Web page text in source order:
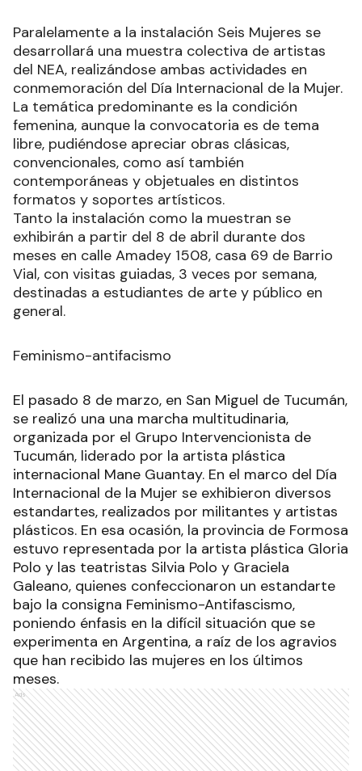
Paralelamente a la instalación Seis Mujeres se
desarrollará una muestra colectiva de artistas
del NEA, realizándose ambas actividades en
conmemoración del Día Internacional de la Mujer.
La temática predominante es la condición
femenina, aunque la convocatoria es de tema
libre, pudiéndose apreciar obras clásicas,
convencionales, como así también
contemporáneas y objetuales en distintos
formatos y soportes artísticos.
Tanto la instalación como la muestran se
exhibirán a partir del 8 de abril durante dos
meses en calle Amadey 1508, casa 69 de Barrio
Vial, con visitas guiadas, 3 veces por semana,
destinadas a estudiantes de arte y público en
general.
Feminismo-antifacismo
El pasado 8 de marzo, en San Miguel de Tucumán,
se realizó una una marcha multitudinaria,
organizada por el Grupo Intervencionista de
Tucumán, liderado por la artista plástica
internacional Mane Guantay. En el marco del Día
Internacional de la Mujer se exhibieron diversos
estandartes, realizados por militantes y artistas
plásticos. En esa ocasión, la provincia de Formosa
estuvo representada por la artista plástica Gloria
Polo y las teatristas Silvia Polo y Graciela
Galeano, quienes confeccionaron un estandarte
bajo la consigna Feminismo-Antifascismo,
poniendo énfasis en la difícil situación que se
experimenta en Argentina, a raíz de los agravios
que han recibido las mujeres en los últimos
meses.
Ads